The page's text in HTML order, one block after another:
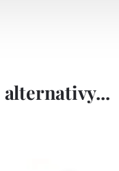
alternativy...